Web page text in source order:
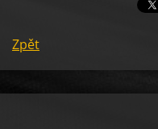
Zpět